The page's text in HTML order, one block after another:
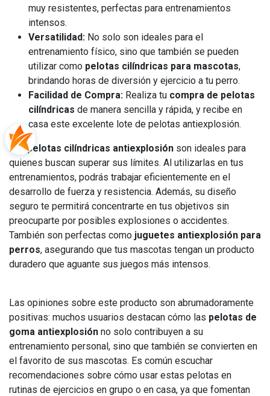
muy resistentes, perfectas para entrenamientos
intensos.
Versatilidad: No solo son ideales para el
entrenamiento físico, sino que también se pueden
utilizar como pelotas cilíndricas para mascotas,
brindando horas de diversión y ejercicio a tu perro.
Facilidad de Compra: Realiza tu compra de pelotas
cilíndricas de manera sencilla y rápida, y recibe en
casa este excelente lote de pelotas antiexplosión.
Laspelotas cilíndricas antiexplosión son ideales para
quienes buscan superar sus límites. Al utilizarlas en tus
entrenamientos, podrás trabajar eficientemente en el
desarrollo de fuerza y resistencia. Además, su diseño
seguro te permitirá concentrarte en tus objetivos sin
preocuparte por posibles explosiones o accidentes.
También son perfectas como juguetes antiexplosión para
perros, asegurando que tus mascotas tengan un producto
duradero que aguante sus juegos más intensos.
Las opiniones sobre este producto son abrumadoramente
positivas: muchos usuarios destacan cómo las pelotas de
goma antiexplosión no solo contribuyen a su
entrenamiento personal, sino que también se convierten en
el favorito de sus mascotas. Es común escuchar
recomendaciones sobre cómo usar estas pelotas en
rutinas de ejercicios en grupo o en casa, ya que fomentan